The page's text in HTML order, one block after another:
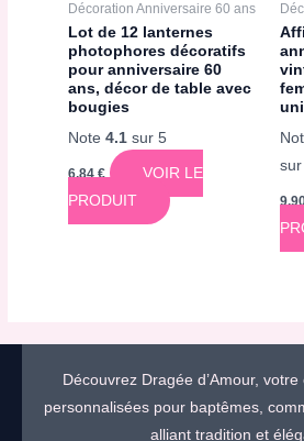
Décoration Anniversaire 60 ans
Lot de 12 lanternes
photophores décoratifs
pour anniversaire 60
ans, décor de table avec
bougies
Note4.1 sur 5
6,84€
VOIR LE
PRODUIT
sur
Découvrez Dragée d’Amour,
personnalisées pour baptêmes,
alliant tradition et